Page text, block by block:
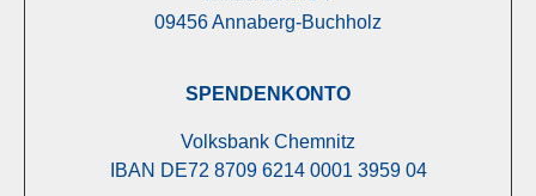
09456 Annaberg-Buchholz
SPENDENKONTO
Volksbank Chemnitz
IBAN DE72 8709 6214 0001 3959 04